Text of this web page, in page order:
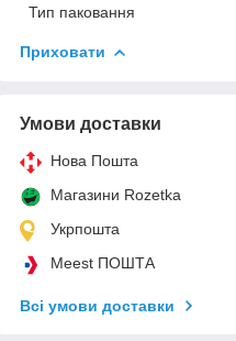
Тип паковання
Приховати
Умови доставки
Нова Пошта
Магазини Rozetka
Укрпошта
Meest ПОШТА
Всі умови доставки